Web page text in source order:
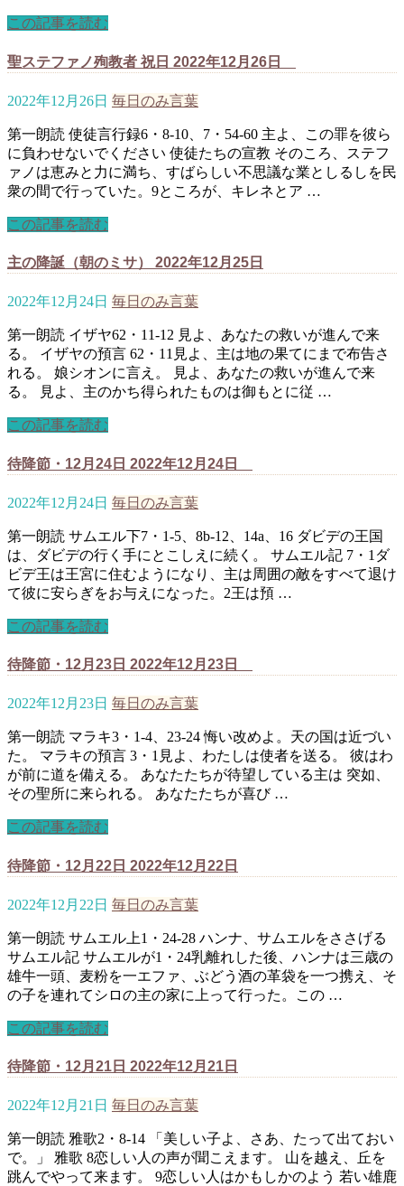
この記事を読む
聖ステファノ殉教者 祝日 2022年12月26日
2022年12月26日 毎日のみ言葉
第一朗読 使徒言行録6・8-10、7・54-60 主よ、この罪を彼ら
に負わせないでください 使徒たちの宣教 そのころ、ステフ
ァノは恵みと力に満ち、すばらしい不思議な業としるしを民
衆の間で行っていた。9ところが、キレネとア …
この記事を読む
主の降誕（朝のミサ） 2022年12月25日
2022年12月24日 毎日のみ言葉
第一朗読 イザヤ62・11-12 見よ、あなたの救いが進んで来
る。 イザヤの預言 62・11見よ、主は地の果てにまで布告さ
れる。 娘シオンに言え。 見よ、あなたの救いが進んで来
る。 見よ、主のかち得られたものは御もとに従 …
この記事を読む
待降節・12月24日 2022年12月24日
2022年12月24日 毎日のみ言葉
第一朗読 サムエル下7・1-5、8b-12、14a、16 ダビデの王国
は、ダビデの行く手にとこしえに続く。 サムエル記 7・1ダ
ビデ王は王宮に住むようになり、主は周囲の敵をすべて退け
て彼に安らぎをお与えになった。2王は預 …
この記事を読む
待降節・12月23日 2022年12月23日
2022年12月23日 毎日のみ言葉
第一朗読 マラキ3・1-4、23-24 悔い改めよ。天の国は近づい
た。 マラキの預言 3・1見よ、わたしは使者を送る。 彼はわ
が前に道を備える。 あなたたちが待望している主は 突如、
その聖所に来られる。 あなたたちが喜び …
この記事を読む
待降節・12月22日 2022年12月22日
2022年12月22日 毎日のみ言葉
第一朗読 サムエル上1・24-28 ハンナ、サムエルをささげる
サムエル記 サムエルが1・24乳離れした後、ハンナは三歳の
雄牛一頭、麦粉を一エファ、ぶどう酒の革袋を一つ携え、そ
の子を連れてシロの主の家に上って行った。この …
この記事を読む
待降節・12月21日 2022年12月21日
2022年12月21日 毎日のみ言葉
第一朗読 雅歌2・8-14 「美しい子よ、さあ、たって出ておい
で。」 雅歌 8恋しい人の声が聞こえます。 山を越え、丘を
跳んでやって来ます。 9恋しい人はかもしかのよう 若い雄鹿